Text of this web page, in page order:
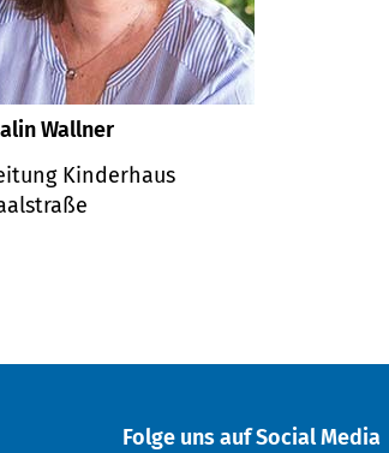
Wallner
Kinderhaus
Folge uns auf Social Media